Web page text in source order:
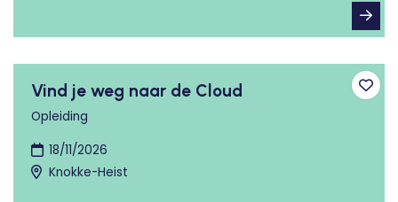
Vind je weg naar de Cloud
Opleiding
18/11/2026
Knokke-Heist